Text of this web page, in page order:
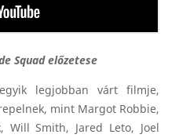
Squad előzetese
legjobban várt filmje,
mint Margot Robbie,
Will Smith, Jared Leto, Joel